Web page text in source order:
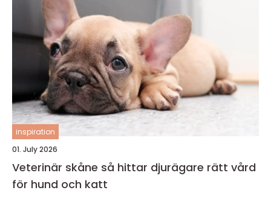
inspiration
01. July 2026
Veterinär skåne så hittar djurägare rätt vård
för hund och katt